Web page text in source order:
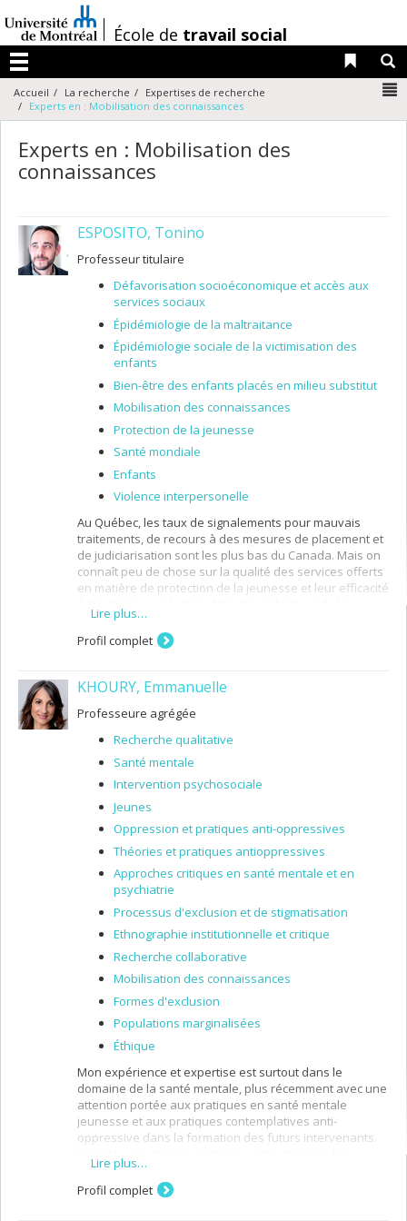
au
contenu
/École de travail social
Menu
Liens
Accueil La recherche
Expertises de recherche
Experts en : Mobilisation des connaissances
Experts en : Mobilisation des
connaissances
ESPOSITO, Tonino
Professeur titulaire
Défavorisation socioéconomique et accès aux
services sociaux
Épidémiologie de la maltraitance
Épidémiologie sociale de la victimisation des
enfants
Bien-être des enfants placés en milieu substitut
Mobilisation des connaissances
Protection de la jeunesse
Santé mondiale
Enfants
Violence interpersonelle
Au Québec, les taux de signalements pour mauvais
traitements, de recours à des mesures de placement et
de judiciarisation sont les plus bas du Canada. Mais on
connaît peu de chose sur la qualité des services offerts
en matière de protection de la jeunesse et leur efficacité
famille. Les informations longitudinales qui nous
permettraient de comprendre les trajectoires de
services et leurs retombées pour les enfants et les
de recherche visent donc à documenter l'effet du
enfants et l'influence des facteurs relatifs à la
vulnérabilité socioéconomique sur les résultats des
services de protection de la jeunesse.
Lire plus…
Profil complet
KHOURY, Emmanuelle
Professeure agrégée
Recherche qualitative
Santé mentale
Intervention psychosociale
Jeunes
Oppression et pratiques anti-oppressives
Théories et pratiques antioppressives
Approches critiques en santé mentale et en
psychiatrie
Processus d'exclusion et de stigmatisation
Ethnographie institutionnelle et critique
Recherche collaborative
Mobilisation des connaissances
Formes d'exclusion
Populations marginalisées
Éthique
Mon expérience et expertise est surtout dans le
domaine de la santé mentale, plus récemment avec une
attention portée aux pratiques en santé mentale
jeunesse et aux pratiques contemplatives anti-
oppressive dans la formation des futurs intervenants.
connaissances et intérêts autour de : l’intervention en
santé mentale en milieu institutionnel et
communautaire; des processus de marginalisation,
Lire plus…
Profil complet